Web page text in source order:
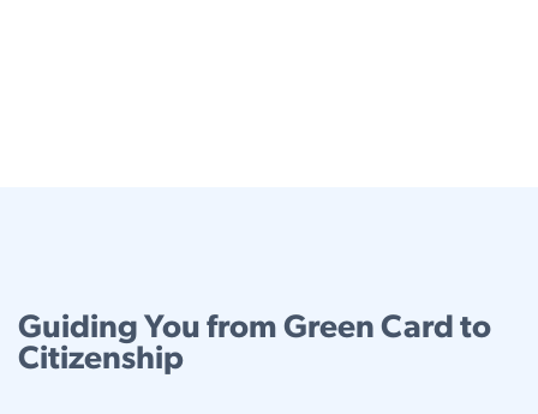
Guiding You from Green Card to
Citizenship